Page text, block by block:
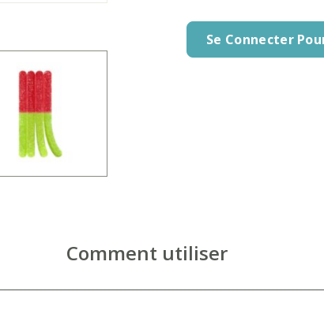
Se Connecter
Comment utiliser